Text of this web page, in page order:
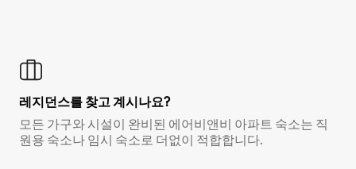
레지던스를 찾고 계시나요?
모든 가구와 시설이 완비된 에어비앤비 아파트 숙소는 직
원용 숙소나 임시 숙소로 더없이 적합합니다.